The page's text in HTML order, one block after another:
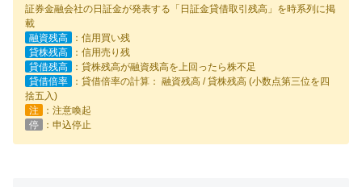
証券金融会社の日証金が発表する「日証金貸借取引残高」を時系列に掲
載
融資残高
：信用買い残
貸株残高
：信用売り残
貸借残高
：貸株残高が融資残高を上回ったら株不足
貸借倍率
：貸借倍率の計算： 融資残高 / 貸株残高 (小数点第三位を四
捨五入)
注
：注意喚起
停
：申込停止